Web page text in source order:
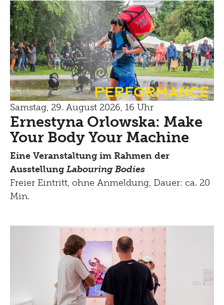
Performance
Samstag, 29. August 2026, 16 Uhr
Ernestyna Orlowska: Make
Your Body Your Machine
Eine Veranstaltung im Rahmen der
Ausstellung Labouring Bodies
Freier Eintritt, ohne Anmeldung, Dauer: ca. 20
Min.